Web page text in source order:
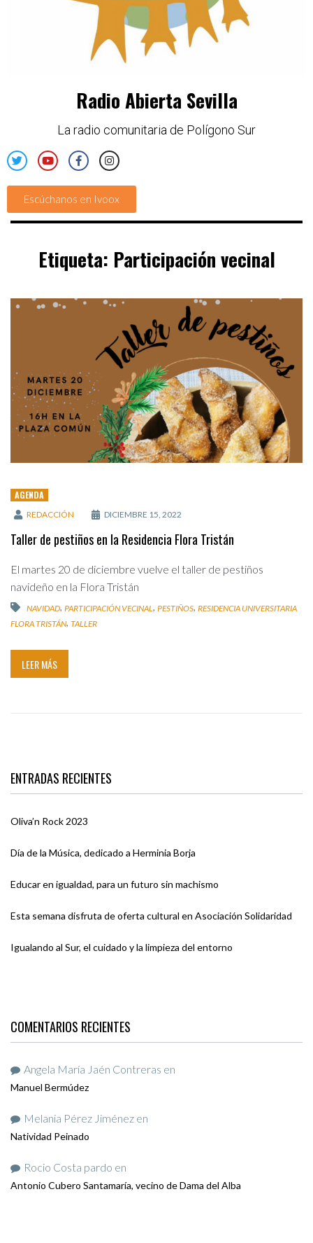
Radio Abierta Sevilla
La radio comunitaria de Polígono Sur
Escúchanos en Ivoox
Etiqueta: Participación vecinal
AGENDA
REDACCIÓN DICIEMBRE 15, 2022
Taller de pestiños en la Residencia Flora Tristán
El martes 20 de diciembre vuelve el taller de pestiños
navideño en la Flora Tristán
NAVIDAD, PARTICIPACIÓN VECINAL, PESTIÑOS, RESIDENCIA UNIVERSITARIA
FLORA TRISTÁN, TALLER
LEER MÁS
ENTRADAS RECIENTES
Oliva’n Rock 2023
Día de la Música, dedicado a Herminia Borja
Educar en igualdad, para un futuro sin machismo
Esta semana disfruta de oferta cultural en Asociación Solidaridad
Igualando al Sur, el cuidado y la limpieza del entorno
COMENTARIOS RECIENTES
Angela María Jaén Contreras en
Manuel Bermúdez
Melania Pérez Jiménez en
Natividad Peinado
Rocio Costa pardo en
Antonio Cubero Santamaría, vecino de Dama del Alba